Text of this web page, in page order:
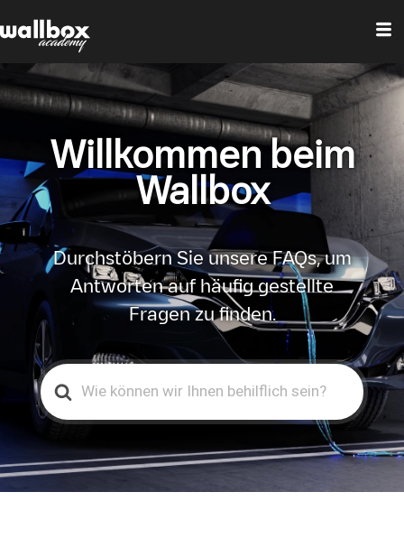
Willkommen beim
Wallbox
Durchstöbern Sie unsere FAQs, um
Antworten auf häufig gestellte
Fragen zu finden.
Search
For